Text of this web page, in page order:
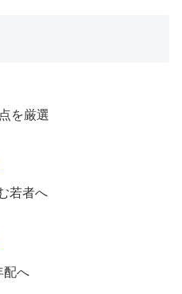
を厳選
若者へ
配へ